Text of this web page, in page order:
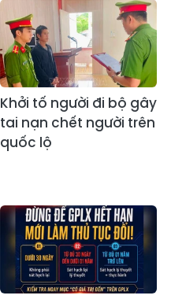
Khởi tố người đi bộ gây
tai nạn chết người trên
quốc lộ